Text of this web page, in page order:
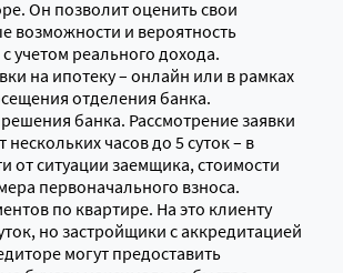
Он позволит оценить свои
возможности и вероятность
учетом реального дохода.
на ипотеку – онлайн или в рамках
отделения банка.
банка. Рассмотрение заявки
нескольких часов до 5 суток – в
от ситуации заемщика, стоимости
первоначального взноса.
по квартире. На это клиенту
но застройщики с аккредитацией
могут предоставить